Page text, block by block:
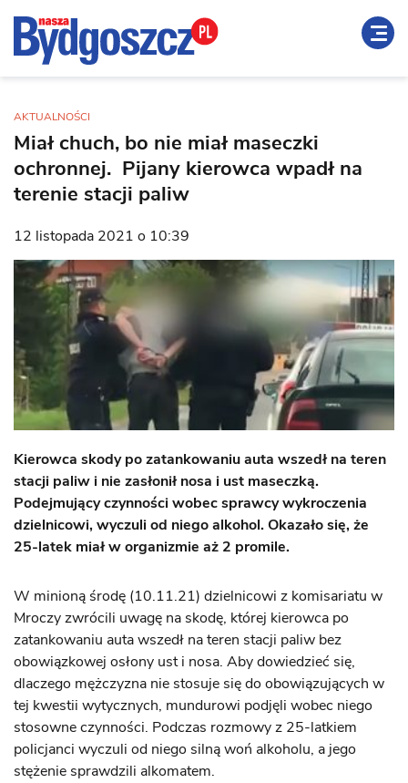
AKTUALNOŚCI
Miał chuch, bo nie miał maseczki
ochronnej. Pijany kierowca wpadł na
terenie stacji paliw
12 listopada 2021 o 10:39
Kierowca skody po zatankowaniu auta wszedł na teren
stacji paliw i nie zasłonił nosa i ust maseczką.
Podejmujący czynności wobec sprawcy wykroczenia
dzielnicowi, wyczuli od niego alkohol. Okazało się, że
25-latek miał w organizmie aż 2 promile.
W minioną środę (10.11.21) dzielnicowi z komisariatu w
Mroczy zwrócili uwagę na skodę, której kierowca po
zatankowaniu auta wszedł na teren stacji paliw bez
obowiązkowej osłony ust i nosa. Aby dowiedzieć się,
dlaczego mężczyzna nie stosuje się do obowiązujących w
tej kwestii wytycznych, mundurowi podjęli wobec niego
stosowne czynności. Podczas rozmowy z 25-latkiem
policjanci wyczuli od niego silną woń alkoholu, a jego
stężenie sprawdzili alkomatem.